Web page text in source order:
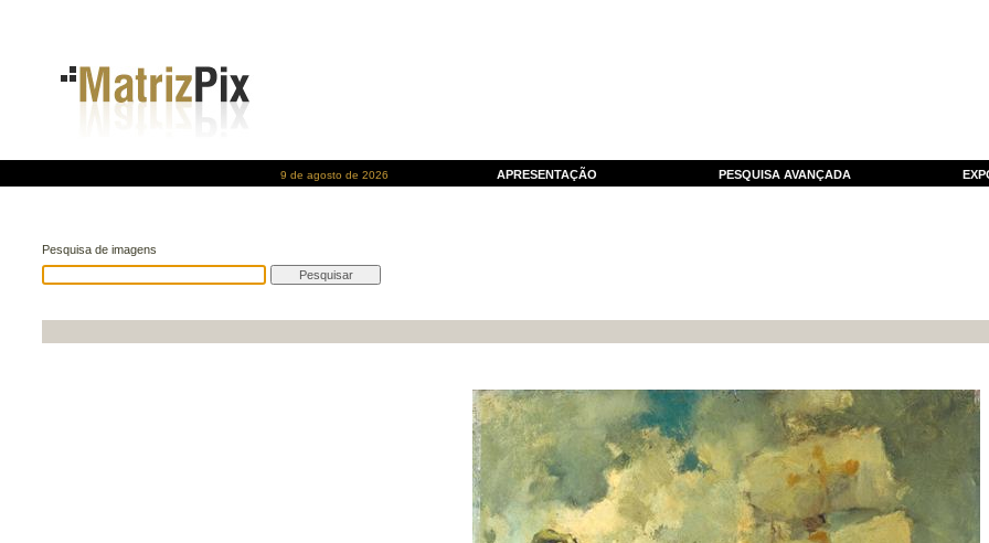
9 de agosto de 2026 APRESENTAÇÃO PESQUISA AVANÇADA
Pesquisa de imagens